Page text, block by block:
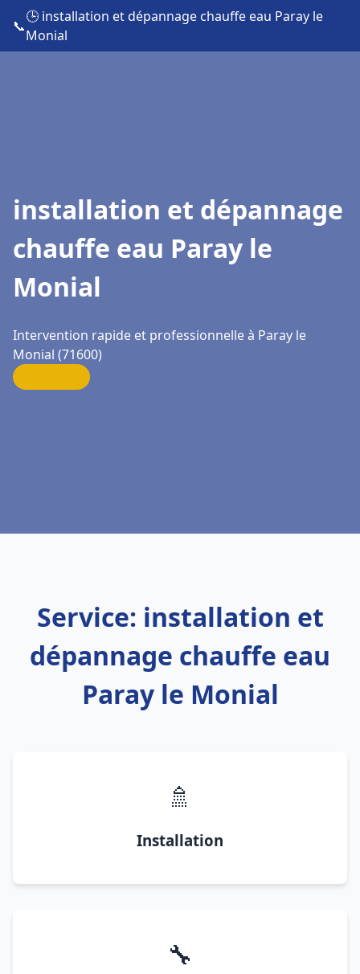
📞
🕒 installation et dépannage chauffe eau Paray le
Monial
installation et dépannage
chauffe eau Paray le
Monial
Intervention rapide et professionnelle à Paray le
Monial (71600)
Service: installation et
dépannage chauffe eau
Paray le Monial
🚿
Installation
🔧